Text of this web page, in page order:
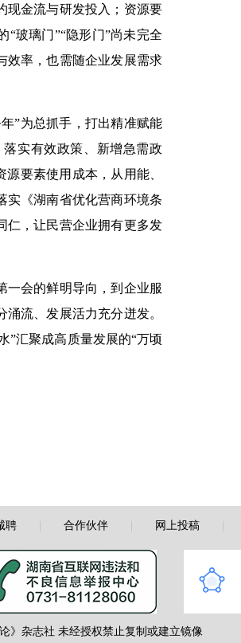
现金流与研发投入；资源要
玻璃门”“隐形门”尚未完全
效率，也需随企业发展需求
”为总抓手，打出精准赋能
实有效政策、新增急需政
要素使用成本，从用能、
实《湖南省优化营商环境条
仁，让民营企业拥有更多发
一会的鲜明导向，到企业服
流、发展活力充分迸发。
”汇聚成高质量发展的“万顷
聘| 合作伙伴| 网上投稿|
》杂志社 未经授权禁止复制或建立镜像